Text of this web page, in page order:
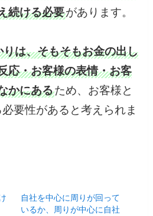
続ける必要があります。
りは、そもそもお金の出し
応・お客様の表情・お客
かにあるため、お客様と
要性があると考えられま
自社を中心に周りが回って
いるか、周りが中心に自社